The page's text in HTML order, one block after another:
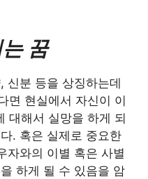
꿈
신분 등을 상징하는데
면 현실에서 자신이 이
대해서 실망을 하게 되
. 혹은 실제로 중요한
자와의 이별 혹은 사별
하게 될 수 있음을 암